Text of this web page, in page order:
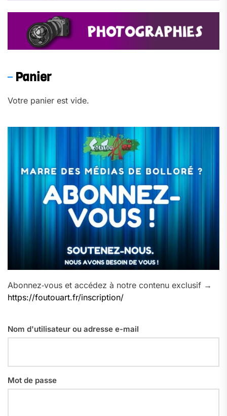
Panier
Votre panier est vide.
Abonnez‑vous et accédez à notre contenu exclusif →
https://foutouart.fr/inscription/
Nom d'utilisateur ou adresse e-mail
Mot de passe